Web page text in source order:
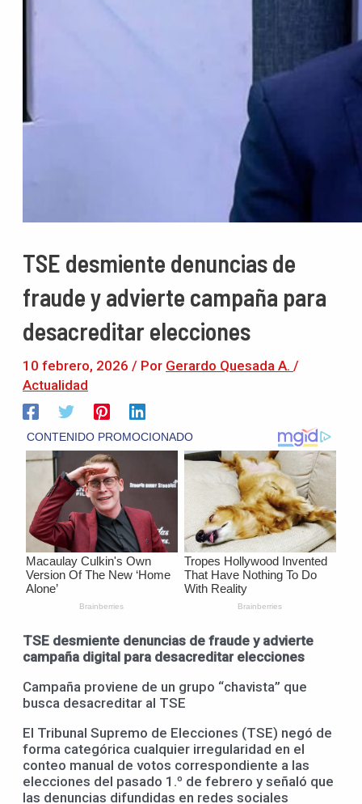
TSE desmiente denuncias de
fraude y advierte campaña para
desacreditar elecciones
10 febrero, 2026 / Por Gerardo Quesada A. /
Actualidad
TSE desmiente denuncias de fraude y advierte
campaña digital para desacreditar elecciones
Campaña proviene de un grupo “chavista” que
busca desacreditar al TSE
El Tribunal Supremo de Elecciones (TSE) negó de
forma categórica cualquier irregularidad en el
conteo manual de votos correspondiente a las
elecciones del pasado 1.º de febrero y señaló que
las denuncias difundidas en redes sociales